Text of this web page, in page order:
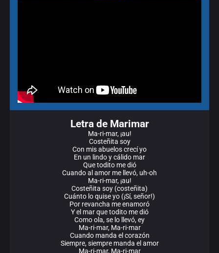
Letra de Marimar
Ma-ri-mar, ¡au!
Costeñita soy
Con mis abuelos crecí yo
En un lindo y cálido mar
Que todito me dió
Cuando al amor me llevó, uh-oh
Ma-ri-mar, ¡au!
Costeñita soy (costeñita)
Cuánto lo quise yo (¡Sí, señor!)
Por revancha me enamoró
Y el mar que todito me dió
Como ola, se lo llevó, ey
Ma-ri-mar, Ma-ri-mar
Cuando manda el corazón
Siempre, siempre manda el amor
Ma-ri-mar, Ma-ri-mar